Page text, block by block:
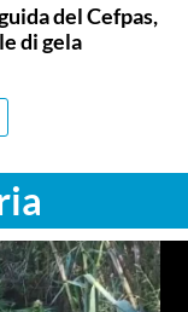
del Cefpas,
di gela